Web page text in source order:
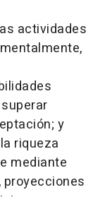
actividades
y
riqueza
mediante